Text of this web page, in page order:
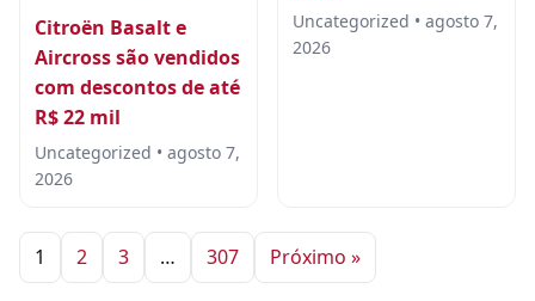
Citroën Basalt e
Aircross são vendidos
com descontos de até
R$ 22 mil
Uncategorized • agosto 7,
2026
Uncategorized • agosto 7,
2026
1 2 3 … 307 Próximo »